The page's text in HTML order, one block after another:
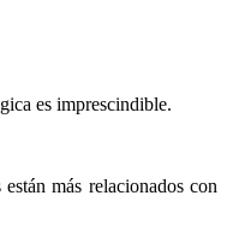
es imprescindible.
más relacionados con